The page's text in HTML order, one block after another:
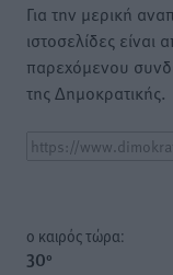
Για την μερική
ιστοσελίδες
παρεχόμενου
της Δημοκρατικής.
o καιρός τώρα:
30°